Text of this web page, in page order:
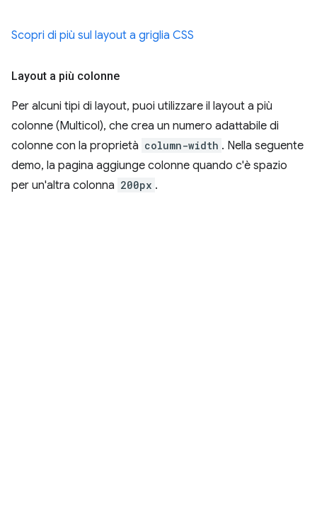
Scopri di più sul layout a griglia CSS
Layout a più colonne
Per alcuni tipi di layout, puoi utilizzare il layout a più
colonne (Multicol), che crea un numero adattabile di
colonne con la proprietà column-width . Nella seguente
demo, la pagina aggiunge colonne quando c'è spazio
per un'altra colonna 200px .